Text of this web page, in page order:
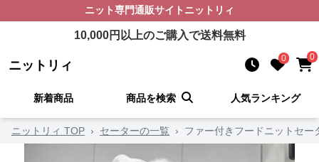
ニット専門通販サイト ニットリィ
10,000円以上のご購入で送料無料
ニットリィ 0 0
新着商品 商品を検索 人気ランキング
ニットリィ TOP › セーターの一覧 › ファー付きフードニットセ